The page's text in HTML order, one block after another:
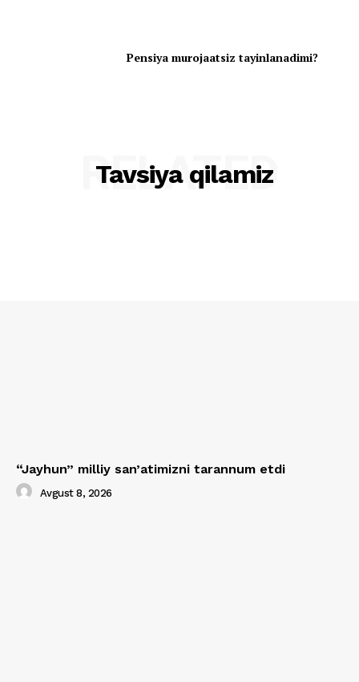
Pensiya murojaatsiz tayinlanadimi?
Tavsiya qilamiz
RELATED
“Jayhun” milliy san’atimizni tarannum etdi
Avgust 8, 2026